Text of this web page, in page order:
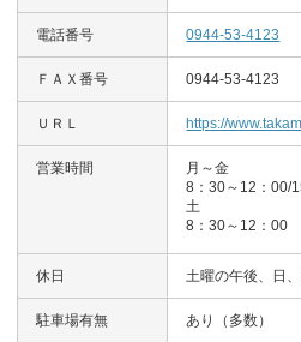
電話番号 0944-53-4123
ＦＡＸ番号 0944-53-4123
ＵＲＬ https://
営業時間
月～金
8：30～12：00/
土
8：30～12：00
休日 土曜の午後、日
駐車場有無 あり（多数）